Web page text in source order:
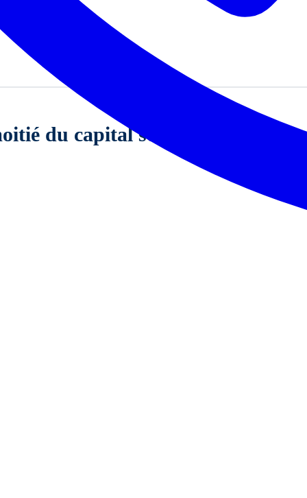
du capital social : définition